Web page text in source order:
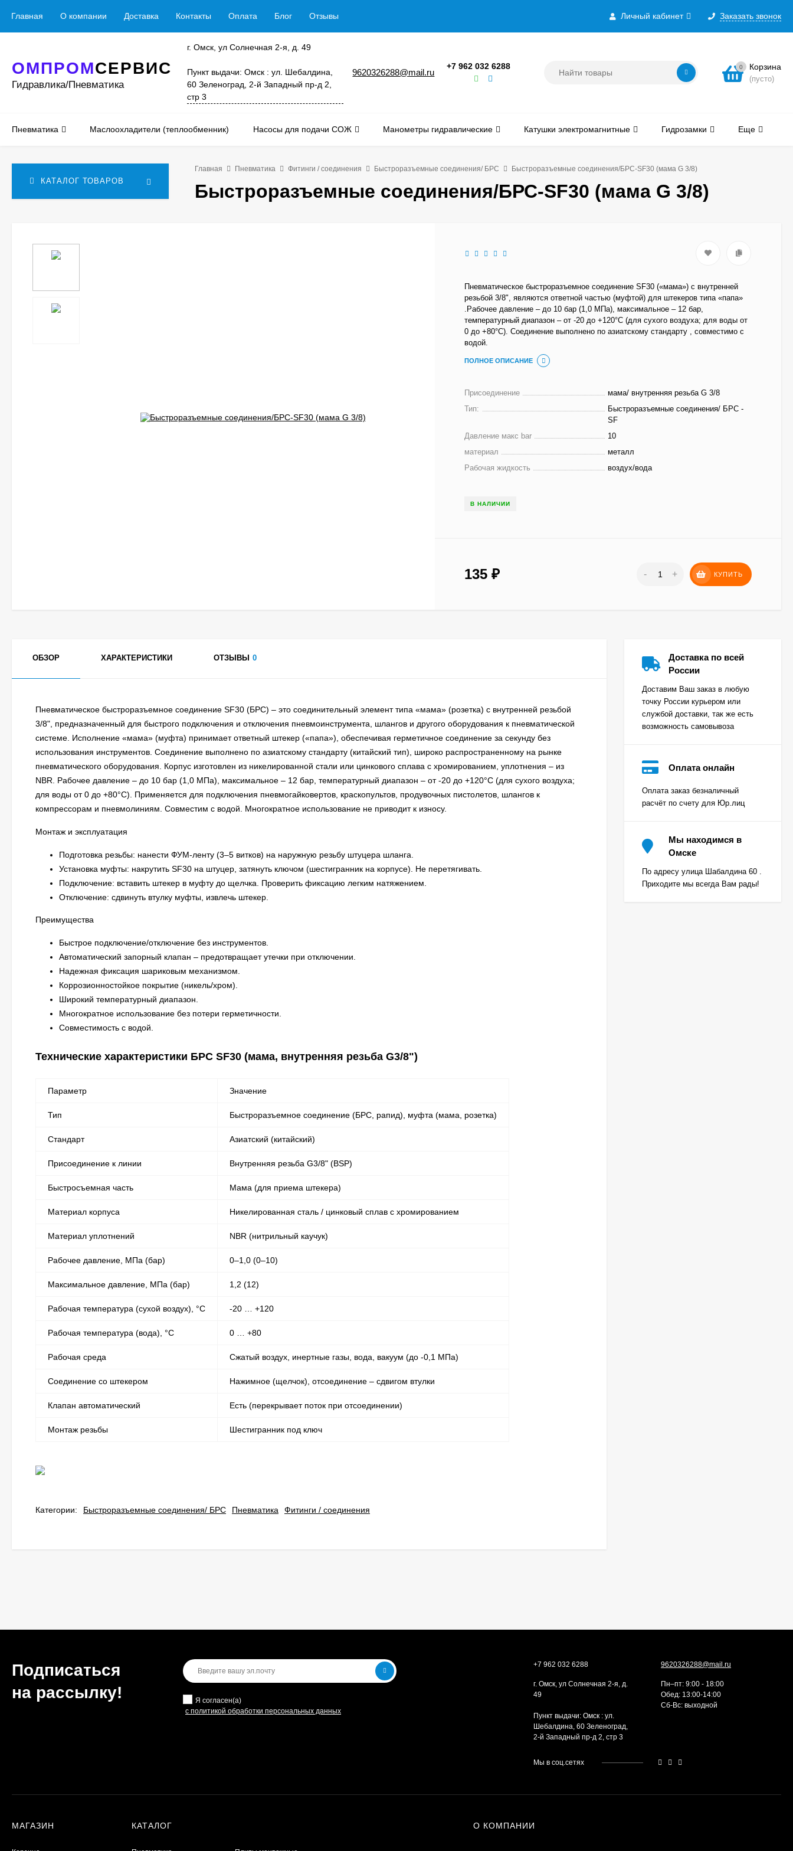
Личный кабинет Заказать звонок
Главная О компании Доставка Контакты Оплата Блог Отзывы
ОМПРОМСЕРВИС
Гидравлика/Пневматика
г. Омск, ул Солнечная 2-я, д. 49
Пункт выдачи: Омск : ул. Шебалдина,
60 Зеленоград, 2-й Западный пр-д 2,
стр 3
9620326288@mail.ru
+7 962 032 6288 0 Корзина
(пусто)
Пневматика Маслоохладители (теплообменник) Насосы для подачи СОЖ Манометры гидравлические Катушки электромагнитные Гидрозамки Еще
КАТАЛОГ ТОВАРОВ
Главная Пневматика Фитинги / соединения Быстроразъемные соединения/ БРС Быстроразъемные соединения/БРС-SF30 (мама G 3/8)
Быстроразъемные соединения/БРС-SF30 (мама G 3/8)
Пневматическое быстроразъемное соединение SF30 («мама») с внутренней
резьбой 3/8", являются ответной частью (муфтой) для штекеров типа «папа»
.Рабочее давление – до 10 бар (1,0 МПа), максимальное – 12 бар,
температурный диапазон – от -20 до +120°C (для сухого воздуха; для воды от
0 до +80°C). Соединение выполнено по азиатскому стандарту , совместимо с
водой.
ПОЛНОЕ ОПИСАНИЕ
Присоединение
мама/ внутренняя резьба G 3/8
Тип:
Быстроразъемные соединения/ БРС -
SF
Давление макс bar
10
материал
металл
Рабочая жидкость
воздух/вода
В НАЛИЧИИ
135₽ - + КУПИТЬ
ОБЗОР ХАРАКТЕРИСТИКИ ОТЗЫВЫ 0
Пневматическое быстроразъемное соединение SF30 (БРС) – это соединительный элемент типа «мама» (розетка) с внутренней резьбой
3/8", предназначенный для быстрого подключения и отключения пневмоинструмента, шлангов и другого оборудования к пневматической
системе. Исполнение «мама» (муфта) принимает ответный штекер («папа»), обеспечивая герметичное соединение за секунду без
использования инструментов. Соединение выполнено по азиатскому стандарту (китайский тип), широко распространенному на рынке
пневматического оборудования. Корпус изготовлен из никелированной стали или цинкового сплава с хромированием, уплотнения – из
NBR. Рабочее давление – до 10 бар (1,0 МПа), максимальное – 12 бар, температурный диапазон – от -20 до +120°C (для сухого воздуха;
для воды от 0 до +80°C). Применяется для подключения пневмогайковертов, краскопультов, продувочных пистолетов, шлангов к
компрессорам и пневмолиниям. Совместим с водой. Многократное использование не приводит к износу.
Монтаж и эксплуатация
Подготовка резьбы: нанести ФУМ-ленту (3–5 витков) на наружную резьбу штуцера шланга.
Установка муфты: накрутить SF30 на штуцер, затянуть ключом (шестигранник на корпусе). Не перетягивать.
Подключение: вставить штекер в муфту до щелчка. Проверить фиксацию легким натяжением.
Отключение: сдвинуть втулку муфты, извлечь штекер.
Преимущества
Быстрое подключение/отключение без инструментов.
Автоматический запорный клапан – предотвращает утечки при отключении.
Надежная фиксация шариковым механизмом.
Коррозионностойкое покрытие (никель/хром).
Широкий температурный диапазон.
Многократное использование без потери герметичности.
Совместимость с водой.
Технические характеристики БРС SF30 (мама, внутренняя резьба G3/8")
Параметр Значение
Тип Быстроразъемное соединение (БРС, рапид), муфта (мама, розетка)
Стандарт Азиатский (китайский)
Присоединение к линии Внутренняя резьба G3/8" (BSP)
Быстросъемная часть Мама (для приема штекера)
Материал корпуса Никелированная сталь / цинковый сплав с хромированием
Материал уплотнений NBR (нитрильный каучук)
Рабочее давление, МПа (бар) 0–1,0 (0–10)
Максимальное давление, МПа (бар) 1,2 (12)
Рабочая температура (сухой воздух), °С -20 … +120
Рабочая температура (вода), °С 0 … +80
Рабочая среда Сжатый воздух, инертные газы, вода, вакуум (до -0,1 МПа)
Соединение со штекером Нажимное (щелчок), отсоединение – сдвигом втулки
Клапан автоматический Есть (перекрывает поток при отсоединении)
Монтаж резьбы Шестигранник под ключ
Категории: Быстроразъемные соединения/ БРС Пневматика Фитинги / соединения
Доставка по всей
России
Доставим Ваш заказ в любую
точку России курьером или
службой доставки, так же есть
возможность самовывоза
Оплата онлайн
Оплата заказ безналичный
расчёт по счету для Юр.лиц
Мы находимся в
Омске
По адресу улица Шабалдина 60 .
Приходите мы всегда Вам рады!
Подписаться
на рассылкy!
Я согласен(a)
с политикой обработки персональных данных
+7 962 032 6288
г. Омск, ул Солнечная 2-я, д.
49
Пункт выдачи: Омск : ул.
Шебалдина, 60 Зеленоград,
2-й Западный пр-д 2, стр 3
9620326288@mail.ru
Пн–пт: 9:00 - 18:00
Обед: 13:00-14:00
Cб-Вс: выходной
Мы в соц.сетях
МАГАЗИН КАТАЛОГ О КОМПАНИИ